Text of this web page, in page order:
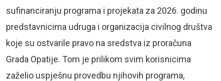
sufinanciranju programa i projekata za 2026. godinu
predstavnicima udruga i organizacija civilnog društva
koje su ostvarile pravo na sredstva iz proračuna
Grada Opatije. Tom je prilikom svim korisnicima
zaželio uspješnu provedbu njihovih programa,